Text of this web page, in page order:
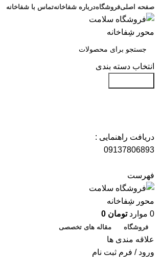
صفحه اصلیفروشگاهدرباره شفاخانهتماس با شفاخانه
انتخاب دسته بندی
دریافت راهنمایی :
09137806893
فهرست
0 موارد تومان
فروشگاه مقاله های تخصصی
علاقه مندی ها
ورود / فرم ثبت نام